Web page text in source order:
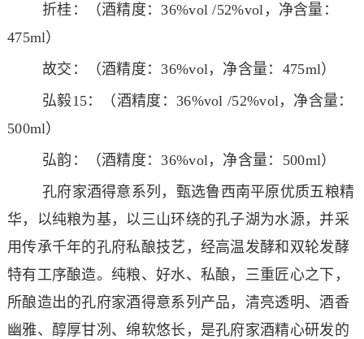
折桂：（酒精度：36%vol /52%vol，净含量：
475ml）
故交：（酒精度：36%vol，净含量：475ml）
弘毅15：（酒精度：36%vol /52%vol，净含量：
500ml）
弘韵：（酒精度：36%vol，净含量：500ml）
孔府家酒得意系列，甄选鲁西南平原优质五粮精
华，以纯粮为基，以三山环绕的孔子湖为水源，并采
用传承千年的孔府私酿技艺，经高温发酵和双轮发酵
特有工序酿造。纯粮、好水、私酿，三重匠心之下，
所酿造出的孔府家酒得意系列产品，清亮透明、酒香
幽雅、醇厚甘冽、绵软悠长，是孔府家酒精心研发的